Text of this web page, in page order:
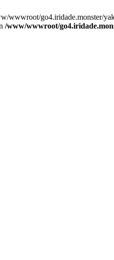
wwwroot/go4.iridade.monster/
/www/wwwroot/